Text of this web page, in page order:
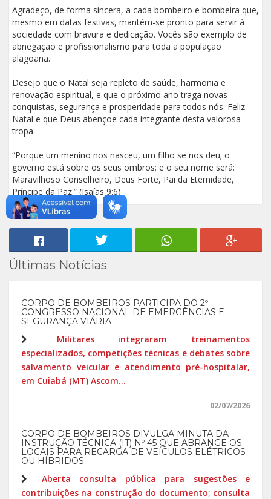
Agradeço, de forma sincera, a cada bombeiro e bombeira que,
mesmo em datas festivas, mantém-se pronto para servir à
sociedade com bravura e dedicação. Vocês são exemplo de
abnegação e profissionalismo para toda a população
alagoana.
Desejo que o Natal seja repleto de saúde, harmonia e
renovação espiritual, e que o próximo ano traga novas
conquistas, segurança e prosperidade para todos nós. Feliz
Natal e que Deus abençoe cada integrante desta valorosa
tropa.
“Porque um menino nos nasceu, um filho se nos deu; o
governo está sobre os seus ombros; e o seu nome será:
Maravilhoso Conselheiro, Deus Forte, Pai da Eternidade,
Príncipe da Paz.” (Isaías 9:6)
Últimas Notícias
CORPO DE BOMBEIROS PARTICIPA DO 2º
CONGRESSO NACIONAL DE EMERGÊNCIAS E
SEGURANÇA VIÁRIA
Militares integraram treinamentos
especializados, competições técnicas e debates sobre
salvamento veicular e atendimento pré-hospitalar,
em Cuiabá (MT) Ascom...
02/07/2026
CORPO DE BOMBEIROS DIVULGA MINUTA DA
INSTRUÇÃO TÉCNICA (IT) Nº 45 QUE ABRANGE OS
LOCAIS PARA RECARGA DE VEÍCULOS ELÉTRICOS
OU HÍBRIDOS
Aberta consulta pública para sugestões e
contribuições na construção do documento; consulta